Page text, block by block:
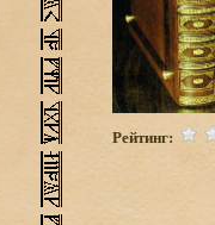
Рейтинг: